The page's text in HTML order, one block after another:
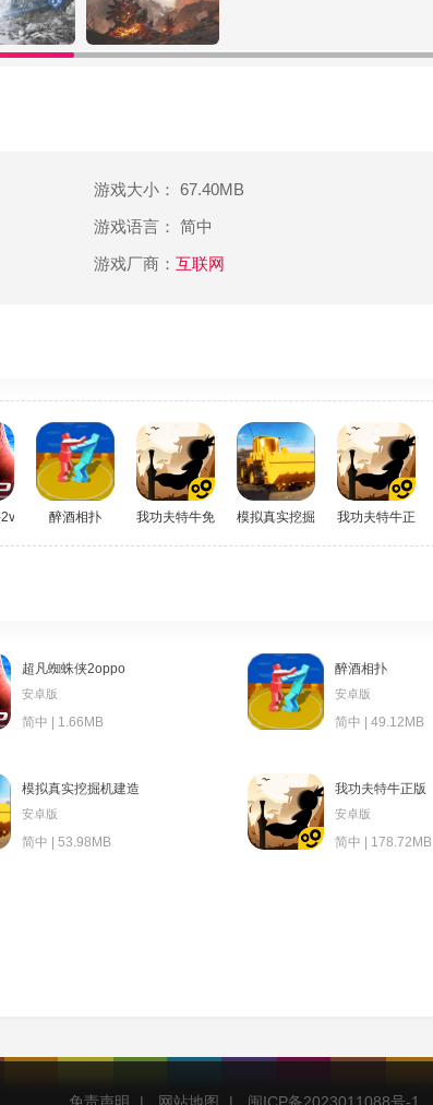
游戏大小： 67.40MB
游戏语言： 简中
游戏厂商： 互联网
醉酒相扑 我功夫特牛免费版下载模拟真实挖掘机建造我功夫特牛正版
超凡蜘蛛侠2oppo
安卓版
简中 | 1.66MB
醉酒相扑
安卓版
简中 | 49.12MB
模拟真实挖掘机建造
安卓版
简中 | 53.98MB
我功夫特牛正版
安卓版
简中 | 178.72MB